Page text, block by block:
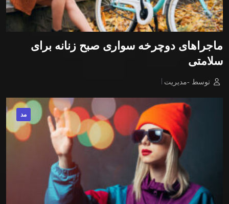
ماجراهای دوچرخه سواری صبح زنانه برای
سلامتی
توسط -مدیریت
مد